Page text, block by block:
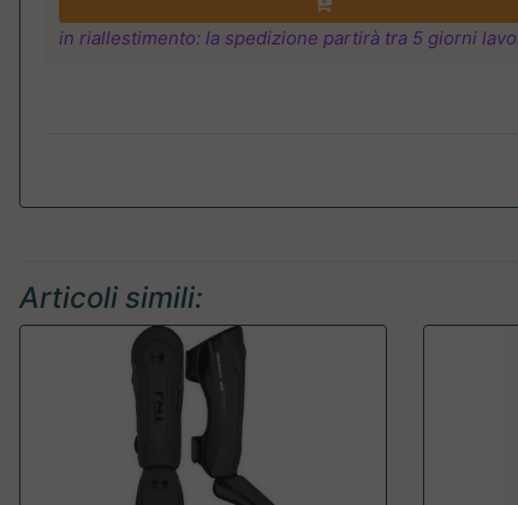
in riallestimento: la spedizione partirà tra 5 giorni
Articoli simili: